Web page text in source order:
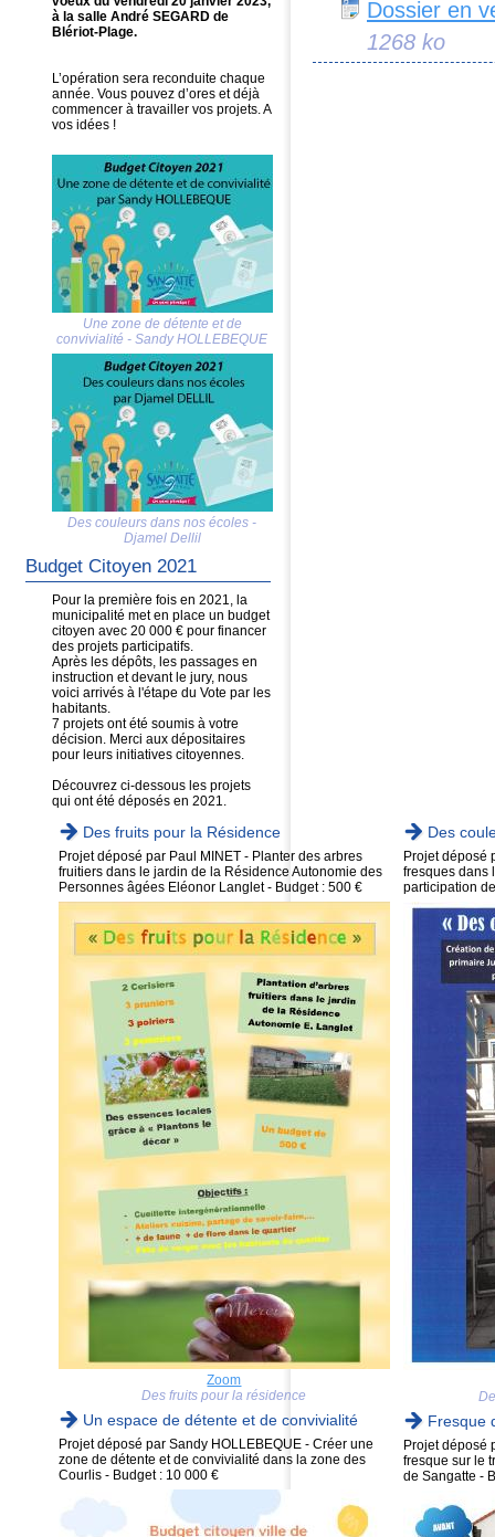
Dossier en
1268 ko
à la salle André SEGARD de
Blériot-Plage.
L’opération sera reconduite chaque
année. Vous pouvez d’ores et déjà
commencer à travailler vos projets. A
vos idées !
Une zone de détente et de
convivialité - Sandy HOLLEBEQUE
Des couleurs dans nos écoles -
Djamel Dellil
Budget Citoyen 2021
Pour la première fois en 2021, la
municipalité met en place un budget
citoyen avec 20 000 € pour financer
des projets participatifs.
Après les dépôts, les passages en
instruction et devant le jury, nous
voici arrivés à l'étape du Vote par les
habitants.
7 projets ont été soumis à votre
décision. Merci aux dépositaires
pour leurs initiatives citoyennes.
Découvrez ci-dessous les projets
qui ont été déposés en 2021.
Des fruits pour la Résidence
Projet déposé par Paul MINET - Planter des arbres
fruitiers dans le jardin de la Résidence Autonomie des
Personnes âgées Eléonor Langlet - Budget : 500 €
Zoom
Des fruits pour la résidence
Un espace de détente et de convivialité
Projet déposé par Sandy HOLLEBEQUE - Créer une
zone de détente et de convivialité dans la zone des
Courlis - Budget : 10 000 €
Des
Projet déposé
fresques dans
participation
Fresque
Projet déposé
fresque sur le
de Sangatte -